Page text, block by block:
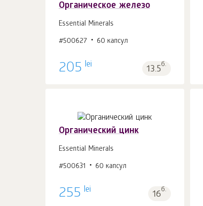
Органическое железо
Essential Minerals
#500627 60 капсул
205 lei 13.5б.
В корзину 1
Органический цинк
Essential Minerals
#500631 60 капсул
255 lei 16б.
В корзину 1